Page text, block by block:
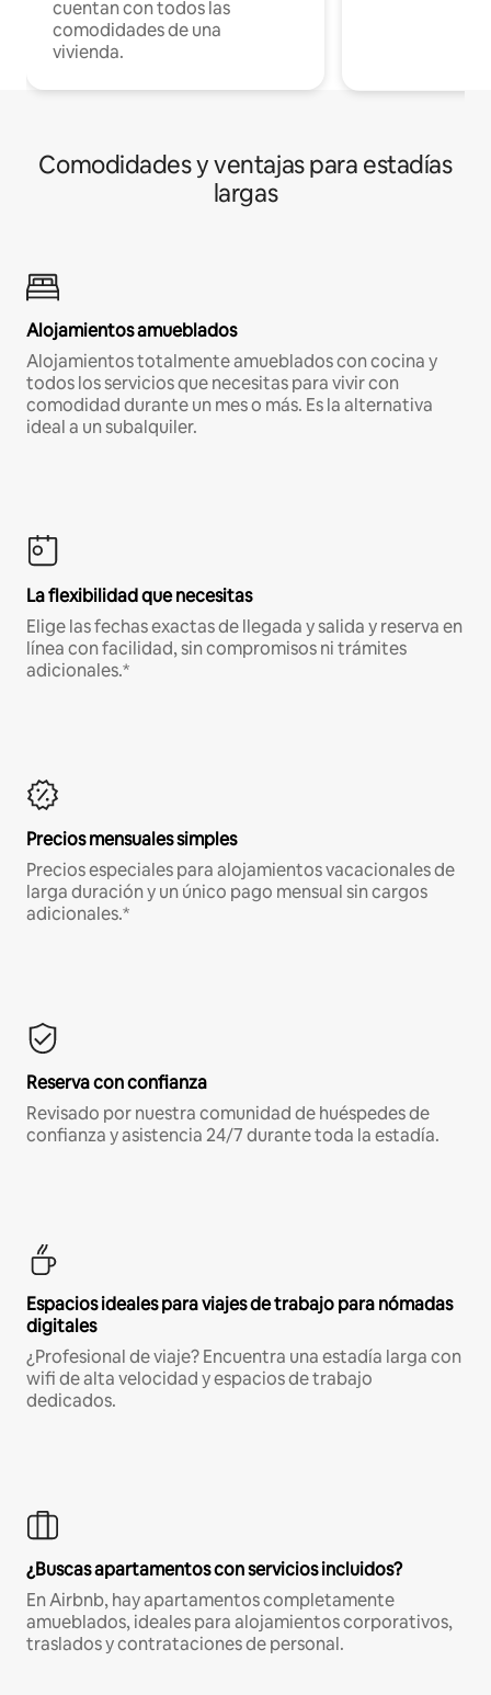
cuentan con todos las
comodidades de una
vivienda.
Comodidades y ventajas para estadías
largas
Alojamientos amueblados
Alojamientos totalmente amueblados con cocina y
todos los servicios que necesitas para vivir con
comodidad durante un mes o más. Es la alternativa
ideal a un subalquiler.
La flexibilidad que necesitas
Elige las fechas exactas de llegada y salida y reserva en
línea con facilidad, sin compromisos ni trámites
adicionales.*
Precios mensuales simples
Precios especiales para alojamientos vacacionales de
larga duración y un único pago mensual sin cargos
adicionales.*
Reserva con confianza
Revisado por nuestra comunidad de huéspedes de
confianza y asistencia 24/7 durante toda la estadía.
Espacios ideales para viajes de trabajo para nómadas
digitales
¿Profesional de viaje? Encuentra una estadía larga con
wifi de alta velocidad y espacios de trabajo
dedicados.
¿Buscas apartamentos con servicios incluidos?
En Airbnb, hay apartamentos completamente
amueblados, ideales para alojamientos corporativos,
traslados y contrataciones de personal.